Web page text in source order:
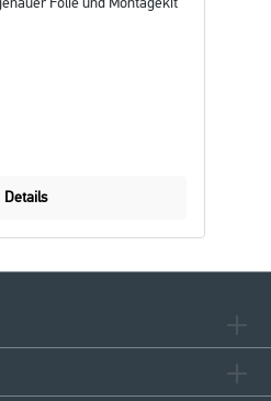
Details